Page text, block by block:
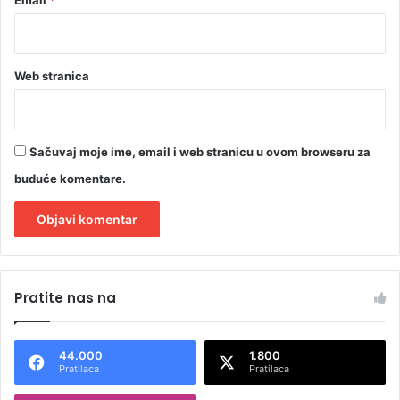
Web stranica
Sačuvaj moje ime, email i web stranicu u ovom browseru za
buduće komentare.
t
n
Pratite nas na
44.000
Pratilaca
1.800
Pratilaca